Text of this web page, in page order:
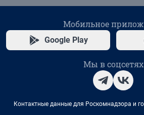
Мобильное
Google Play
Мы в соцсетях
Контактные данные для Роскомнадзора и